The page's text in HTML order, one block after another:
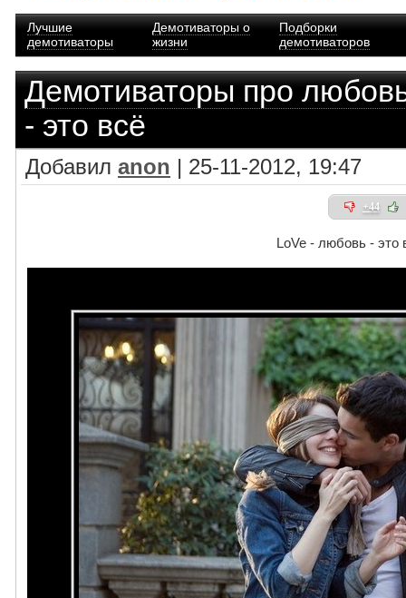
Лучшие
демотиваторы
Демотиваторы о
жизни
Подборки
демотиваторов
Демотиваторы про
- это всё
Добавил anon | 25-11-2012, 19:47
+44
LoVe - любовь - это